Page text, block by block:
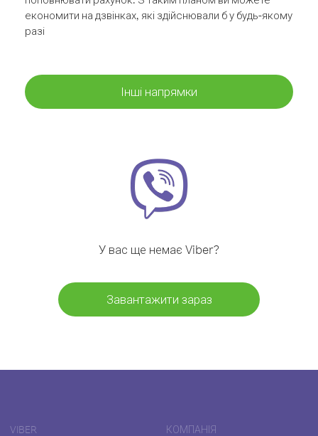
економити на дзвінках, які здійснювали б у будь-якому
разі
Інші напрямки
У вас ще немає Viber?
Завантажити зараз
VIBER КОМПАНІЯ